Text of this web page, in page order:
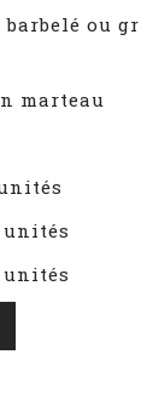
barbelé ou
marteau
unités
unités